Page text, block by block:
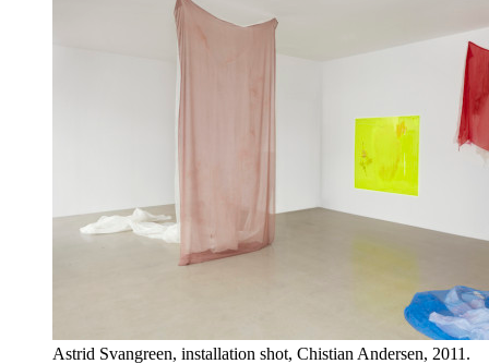
Astrid Svangreen, installation shot, Chistian Andersen, 2011.